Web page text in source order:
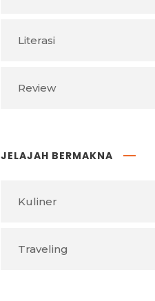
Literasi
Review
JELAJAH BERMAKNA
Kuliner
Traveling